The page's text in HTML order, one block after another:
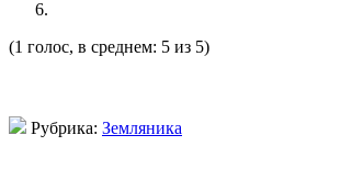
(1 голос, в среднем: 5 из 5)
Рубрика: Земляника